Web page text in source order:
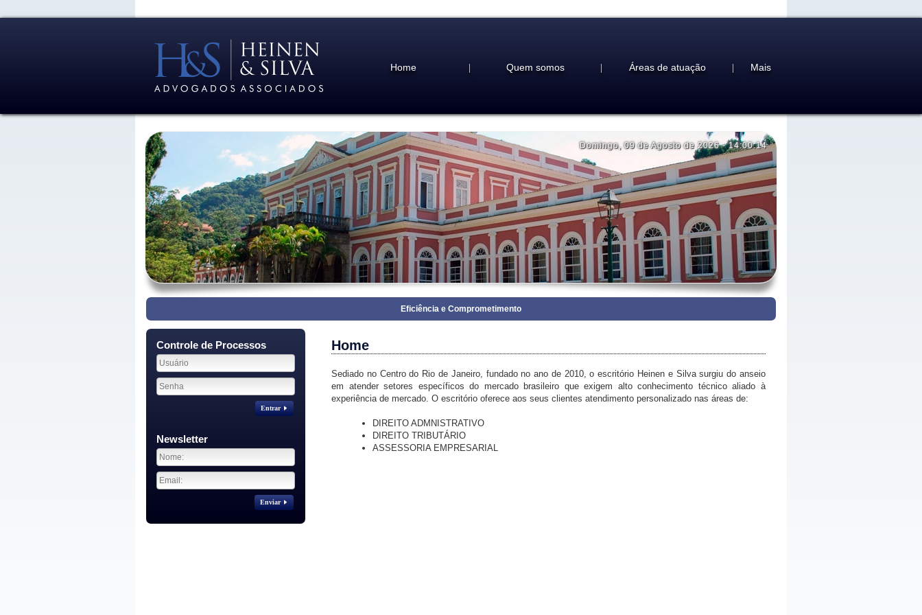
Home Quem somos Áreas de atuação Mais
Domingo,09 de Agosto de 2026-14:00:14
Eficiência e Comprometimento
Controle de Processos
Entrar
Newsletter
Enviar
Home
Sediado no Centro do Rio de Janeiro, fundado no ano de 2010, o escritório Heinen e Silva surgiu do anseio
em atender setores específicos do mercado brasileiro que exigem alto conhecimento técnico aliado à
experiência de mercado. O escritório oferece aos seus clientes atendimento personalizado nas áreas de:
DIREITO ADMNISTRATIVO
DIREITO TRIBUTÁRIO
ASSESSORIA EMPRESARIAL